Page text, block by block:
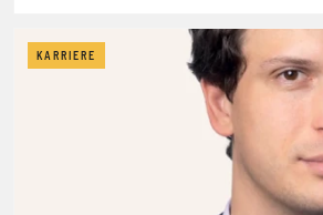
KARRIERE